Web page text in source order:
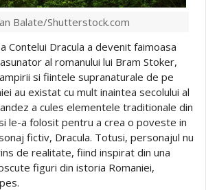
Balate/Shutterstock.com
Contelui Dracula a devenit faimoasa
al romanului lui Bram Stoker,
si fiintele supranaturale de pe
au existat cu mult inaintea secolului al
a cules elementele traditionale din
le-a folosit pentru a crea o poveste in
fictiv, Dracula. Totusi, personajul nu
de realitate, fiind inspirat din una
figuri din istoria Romaniei,